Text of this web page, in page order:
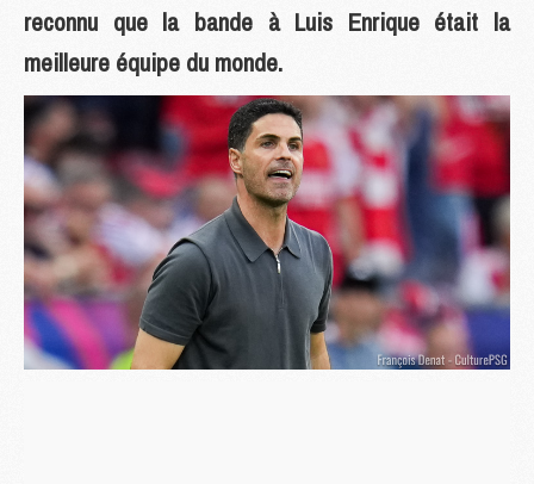
reconnu que la bande à Luis Enrique était la
meilleure équipe du monde.